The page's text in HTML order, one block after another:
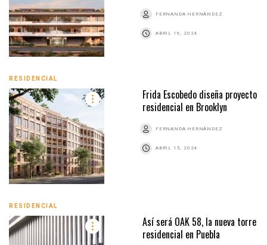
FERNANDA HERNÁNDEZ
ABRIL 16, 2024
RESIDENCIAL
Frida Escobedo diseña proyecto
residencial en Brooklyn
FERNANDA HERNÁNDEZ
ABRIL 15, 2024
RESIDENCIAL
Así será OAK 58, la nueva torre
residencial en Puebla